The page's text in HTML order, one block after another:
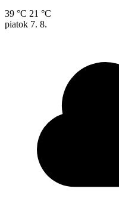
39 °C 21 °C
piatok 7. 8.